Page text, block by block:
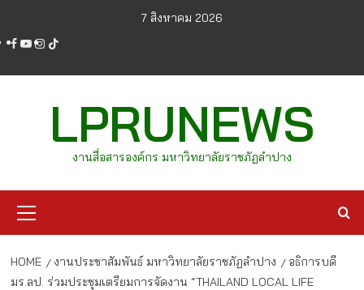
content
7 สิงหาคม 2026
facebook
youtube
instagram
tiktok
LPRUNEWS
งานสื่อสารองค์กร มหาวิทยาลัยราชภัฏลำปาง
Menu
HOME งานประชาสัมพันธ์ มหาวิทยาลัยราชภัฏลำปาง
อธิการบดี
มร.ลป. ร่วมประชุมเตรียมการจัดงาน “THAILAND LOCAL LIFE